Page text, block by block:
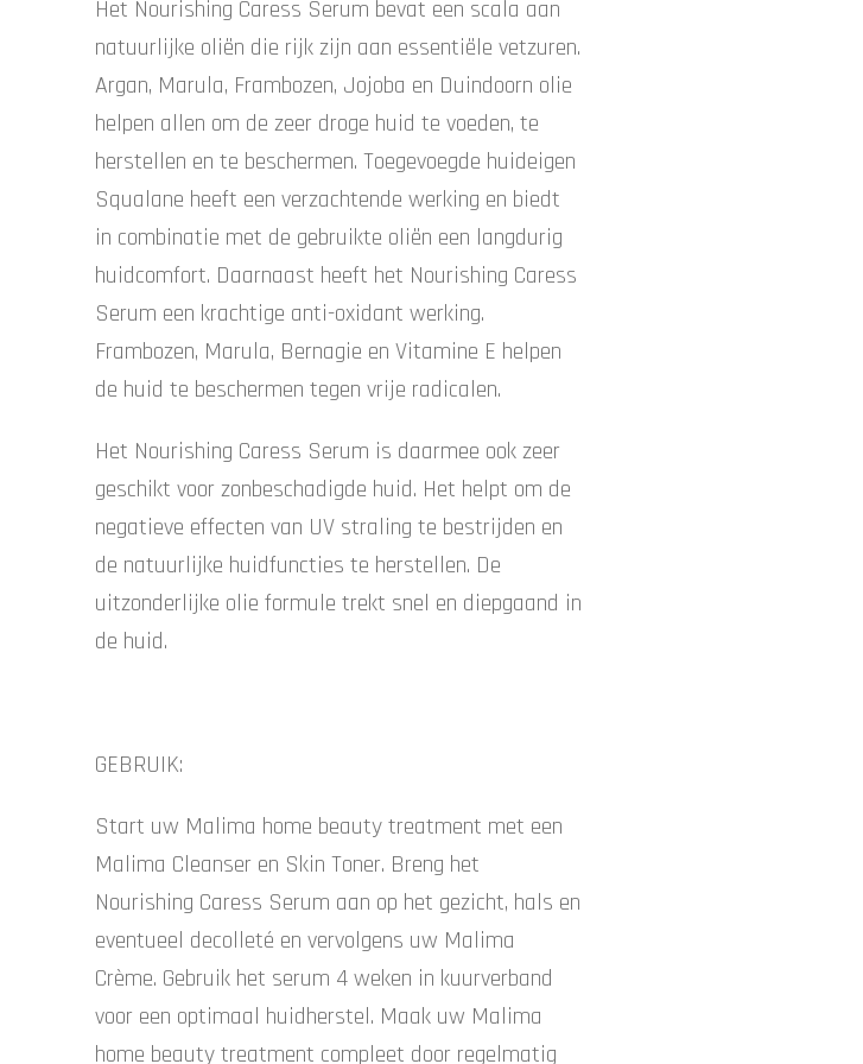
Het Nourishing Caress Serum bevat een scala aan
natuurlijke oliën die rijk zijn aan essentiële vetzuren.
Argan, Marula, Frambozen, Jojoba en Duindoorn olie
helpen allen om de zeer droge huid te voeden, te
herstellen en te beschermen. Toegevoegde huideigen
Squalane heeft een verzachtende werking en biedt
in combinatie met de gebruikte oliën een langdurig
huidcomfort. Daarnaast heeft het Nourishing Caress
Serum een krachtige anti-oxidant werking.
Frambozen, Marula, Bernagie en Vitamine E helpen
de huid te beschermen tegen vrije radicalen.
Het Nourishing Caress Serum is daarmee ook zeer
geschikt voor zonbeschadigde huid. Het helpt om de
negatieve effecten van UV straling te bestrijden en
de natuurlijke huidfuncties te herstellen. De
uitzonderlijke olie formule trekt snel en diepgaand in
de huid.
GEBRUIK:
Start uw Malima home beauty treatment met een
Malima Cleanser en Skin Toner. Breng het
Nourishing Caress Serum aan op het gezicht, hals en
eventueel decolleté en vervolgens uw Malima
Crème. Gebruik het serum 4 weken in kuurverband
voor een optimaal huidherstel. Maak uw Malima
home beauty treatment compleet door regelmatig